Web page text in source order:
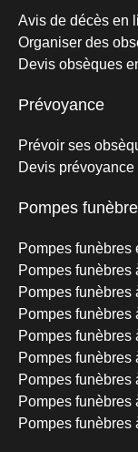
Avis de décès en
Organiser des
Devis obsèques
Prévoyance
Prévoir ses
Devis
Pompes
Pompes funèbres
Pompes funèbres
Pompes funèbres
Pompes funèbres
Pompes funèbres
Pompes
Pompes funèbres
Pompes funèbres
Pompes funèbres